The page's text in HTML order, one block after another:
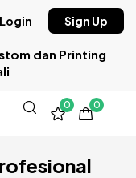
dan Printing
Login Sign Up
0 0